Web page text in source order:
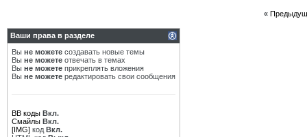
«
Ваши права в разделе
Вы не можете создавать новые темы
Вы не можете отвечать в темах
Вы не можете прикреплять вложения
Вы не можете редактировать свои сообщения
BB коды Вкл.
Смайлы Вкл.
[IMG] код Вкл.